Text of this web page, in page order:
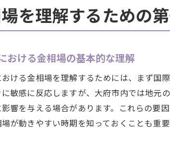
大
経済ニ
ニ
大
地
情
を理解するための
おける金相場の基本的な理解
ける金相場を理解するためには、まず国
敏感に反応しますが、大府市内では地元
響を与える場合があります。これらの要
が動きやすい時期を知っておくことも重